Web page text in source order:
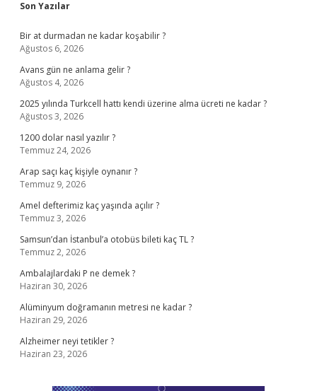
Sidebar
Son Yazılar
Bir at durmadan ne kadar koşabilir ?
Ağustos 6, 2026
Avans gün ne anlama gelir ?
Ağustos 4, 2026
2025 yılında Turkcell hattı kendi üzerine alma ücreti ne kadar ?
Ağustos 3, 2026
1200 dolar nasıl yazılır ?
Temmuz 24, 2026
Arap saçı kaç kişiyle oynanır ?
Temmuz 9, 2026
Amel defterimiz kaç yaşında açılır ?
Temmuz 3, 2026
Samsun’dan İstanbul’a otobüs bileti kaç TL ?
Temmuz 2, 2026
Ambalajlardaki P ne demek ?
Haziran 30, 2026
Alüminyum doğramanın metresi ne kadar ?
Haziran 29, 2026
Alzheimer neyi tetikler ?
Haziran 23, 2026